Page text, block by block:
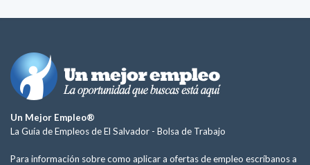
Un Mejor Empleo®
La Guía de Empleos de El Salvador - Bolsa de Trabajo
Para información sobre como aplicar a ofertas de empleo escríbanos a